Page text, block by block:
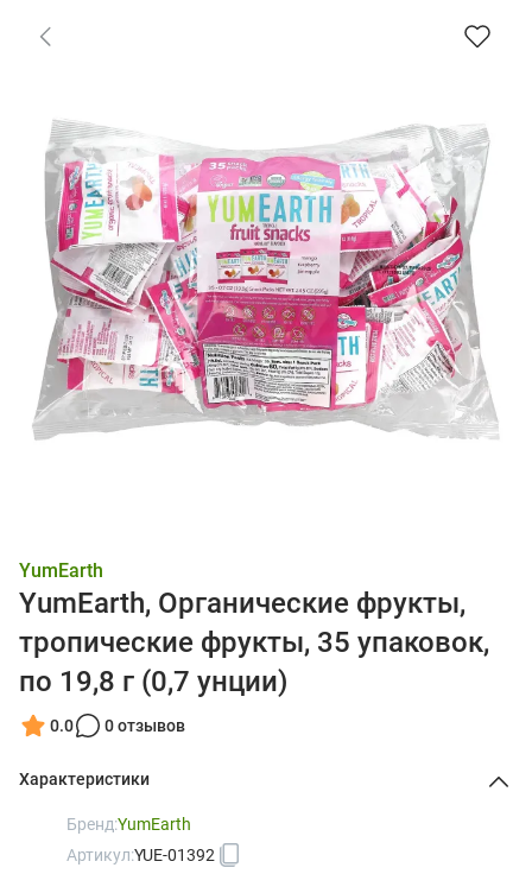
YumEarth
YumEarth, Органические фрукты,
тропические фрукты, 35 упаковок,
по 19,8 г (0,7 унции)
0.0 0 отзывов
Характеристики
Бренд:YumEarth
Артикул:YUE-01392